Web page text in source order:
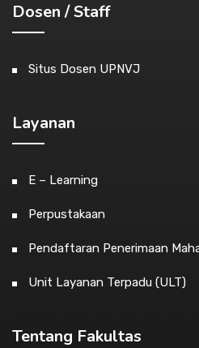
Dosen / Staff
Situs Dosen UPNVJ
Layanan
E – Learning
Perpustakaan
Pendaftaran Penerimaan
Unit Layanan Terpadu (ULT)
Tentang Fakultas